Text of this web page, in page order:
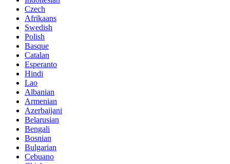
Czech
Afrikaans
Swedish
Polish
Basque
Catalan
Esperanto
Hindi
Lao
Albanian
Armenian
Azerbaijani
Belarusian
Bengali
Bosnian
Bulgarian
Cebuano